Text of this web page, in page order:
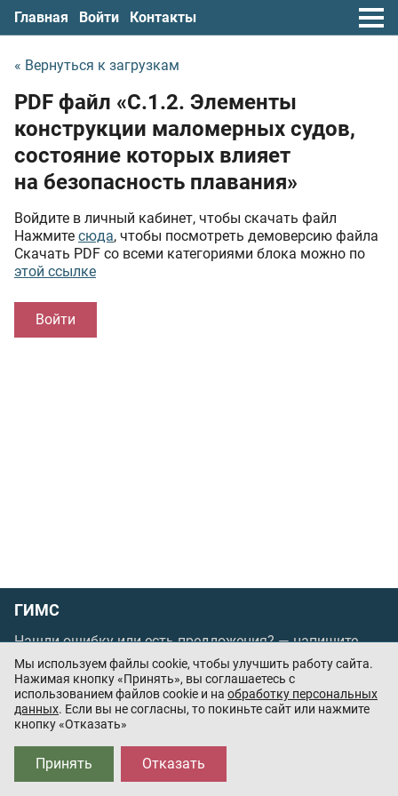
Главная Войти Контакты
« Вернуться к загрузкам
PDF файл «С.1.2. Элементы
конструкции маломерных судов,
состояние которых влияет
на безопасность плавания»
Войдите в личный кабинет, чтобы скачать файл
Нажмите сюда, чтобы посмотреть демоверсию файла
Скачать PDF со всеми категориями блока можно по
этой ссылке
Войти
ГИМС
Нашли ошибку или есть предложения? —напишите
нам
Порядок проведения оплаты по банковским
картам/Цены/Оферта
Приложения партнёров:
Мы используем файлы cookie, чтобы улучшить работу сайта.
Нажимая кнопку «Принять», вы соглашаетесь с
использованием файлов cookie и на обработку персональных
данных. Если вы не согласны, то покиньте сайт или нажмите
кнопку «Отказать»
Отказать
Принять